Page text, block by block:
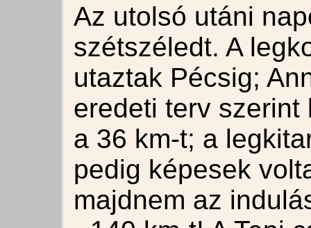
Az utolsó utáni
szétszéledt. A
utaztak Pécsig;
eredeti terv
a 36 km-t; a
pedig képesek
majdnem az